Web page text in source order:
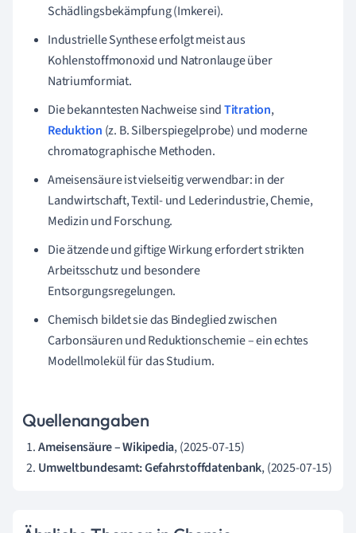
Schädlingsbekämpfung (Imkerei).
Industrielle Synthese erfolgt meist aus
Kohlenstoffmonoxid und Natronlauge über
Natriumformiat.
Die bekanntesten Nachweise sindTitration,
Reduktion (z. B. Silberspiegelprobe) und moderne
chromatographische Methoden.
Ameisensäure ist vielseitig verwendbar: in der
Landwirtschaft, Textil- und Lederindustrie, Chemie,
Medizin und Forschung.
Die ätzende und giftige Wirkung erfordert strikten
Arbeitsschutz und besondere
Entsorgungsregelungen.
Chemisch bildet sie das Bindeglied zwischen
Carbonsäuren und Reduktionschemie – ein echtes
Modellmolekül für das Studium.
Quellenangaben
Ameisensäure – Wikipedia, (2025-07-15)
Umweltbundesamt: Gefahrstoffdatenbank, (2025-07-15)